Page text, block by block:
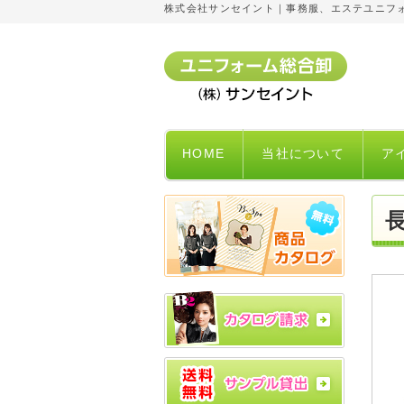
株式会社サンセイント｜事務服、エステユニフ
HOME 当社について ア